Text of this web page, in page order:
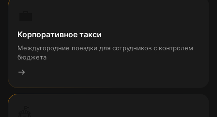
Корпоративное такси
Междугородние поездки для сотрудников с контролем
бюджета
→